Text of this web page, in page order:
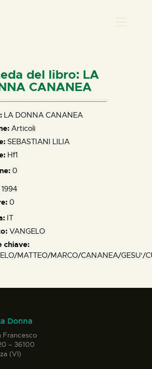
HOME
CHI SIAMO
NEWS
PERCORSI
BIBLIOTECA
ELISA SALERNO
del libro: LA
CANANEA
LA DONNA CANANEA
Articoli
SEBASTIANI LILIA
Hf1
0
1994
0
IT
VANGELO
chiave:
MATTEO/MARCO/CANANEA/GESU'/
Donna
Francesco
– 36100
(VI)